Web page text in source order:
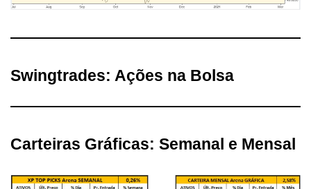
Swingtrades: Ações na Bolsa
Carteiras Gráficas: Semanal e Mensal